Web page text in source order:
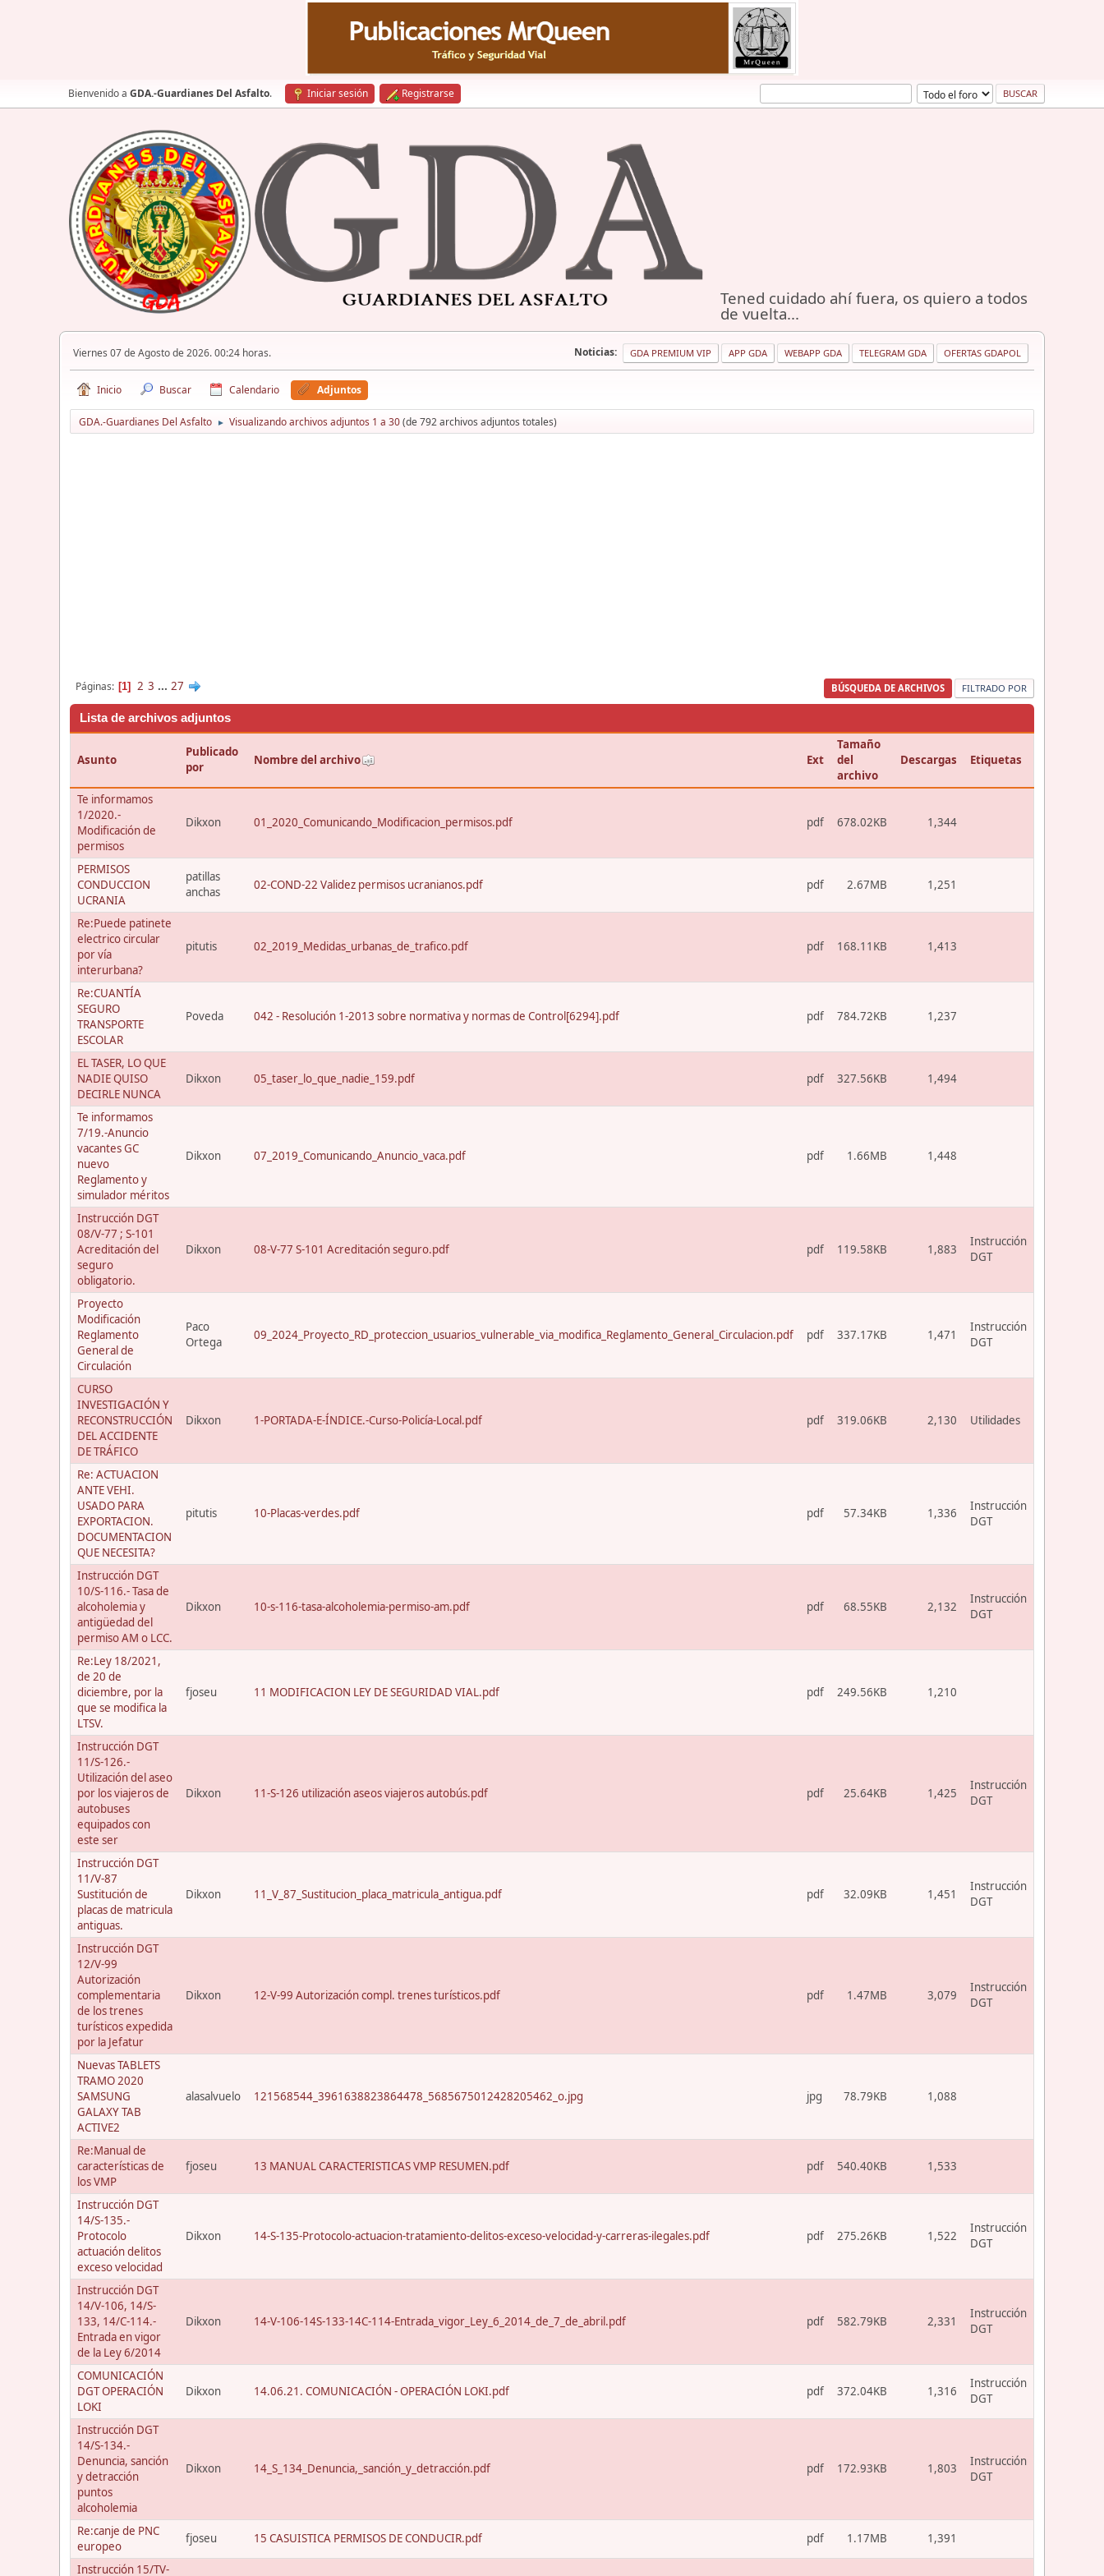
Bienvenido a GDA.-Guardianes Del Asfalto. Iniciar sesión Registrarse
Tened cuidado ahí fuera, os quiero a todos
de vuelta...
Viernes 07 de Agosto de 2026. 00:24 horas. Noticias: GDA PREMIUM VIP APP GDA WEBAPP GDA TELEGRAM GDA OFERTAS GDAPOL
Inicio Buscar Calendario Adjuntos
GDA.-Guardianes Del Asfalto ► Visualizando archivos adjuntos 1 a 30(de 792 archivos adjuntos totales)
BÚSQUEDA DE ARCHIVOS FILTRADO POR
Páginas 1 2 3 ... 27
Lista de archivos adjuntos
Asunto
Publicado
por
Nombre del archivo Ext
Tamaño
del
archivo
Descargas Etiquetas
Te informamos
1/2020.-
Modificación de
permisos
Dikxon 01_2020_Comunicando_Modificacion_permisos.pdf pdf 678.02KB 1,344
PERMISOS
CONDUCCION
UCRANIA
patillas
anchas
02-COND-22 Validez permisos ucranianos.pdf pdf 2.67MB 1,251
Re:Puede patinete
electrico circular
por vía
interurbana?
pitutis 02_2019_Medidas_urbanas_de_trafico.pdf pdf 168.11KB 1,413
Re:CUANTÍA
SEGURO
TRANSPORTE
ESCOLAR
Poveda 042 - Resolución 1-2013 sobre normativa y normas de Control[6294].pdf pdf 784.72KB 1,237
EL TASER, LO QUE
NADIE QUISO
DECIRLE NUNCA
Dikxon 05_taser_lo_que_nadie_159.pdf pdf 327.56KB 1,494
Te informamos
7/19.-Anuncio
vacantes GC
nuevo
Reglamento y
simulador méritos
Dikxon 07_2019_Comunicando_Anuncio_vaca.pdf pdf 1.66MB 1,448
Instrucción DGT
08/V-77 ; S-101
Acreditación del
seguro
obligatorio.
Dikxon 08-V-77 S-101 Acreditación seguro.pdf pdf 119.58KB 1,883
Instrucción
DGT
Proyecto
Modificación
Reglamento
General de
Circulación
Paco
Ortega
09_2024_Proyecto_RD_proteccion_usuarios_vulnerable_via_modifica_Reglamento_General_Circulacion.pdf pdf 337.17KB 1,471
Instrucción
DGT
CURSO
INVESTIGACIÓN Y
RECONSTRUCCIÓN
DEL ACCIDENTE
DE TRÁFICO
Dikxon 1-PORTADA-E-ÍNDICE.-Curso-Policía-Local.pdf pdf 319.06KB 2,130 Utilidades
Re: ACTUACION
ANTE VEHI.
USADO PARA
EXPORTACION.
DOCUMENTACION
QUE NECESITA?
pitutis 10-Placas-verdes.pdf pdf 57.34KB 1,336
Instrucción
DGT
Instrucción DGT
10/S-116.- Tasa de
alcoholemia y
antigüedad del
permiso AM o LCC.
Dikxon 10-s-116-tasa-alcoholemia-permiso-am.pdf pdf 68.55KB 2,132
Instrucción
DGT
Re:Ley 18/2021,
de 20 de
diciembre, por la
que se modifica la
LTSV.
fjoseu 11 MODIFICACION LEY DE SEGURIDAD VIAL.pdf pdf 249.56KB 1,210
Instrucción DGT
11/S-126.-
Utilización del aseo
por los viajeros de
autobuses
equipados con
este ser
Dikxon 11-S-126 utilización aseos viajeros autobús.pdf pdf 25.64KB 1,425
Instrucción
DGT
Instrucción DGT
11/V-87
Sustitución de
placas de matricula
antiguas.
Dikxon 11_V_87_Sustitucion_placa_matricula_antigua.pdf pdf 32.09KB 1,451
Instrucción
DGT
Instrucción DGT
12/V-99
Autorización
complementaria
de los trenes
turísticos expedida
por la Jefatur
Dikxon 12-V-99 Autorización compl. trenes turísticos.pdf pdf 1.47MB 3,079
Instrucción
DGT
Nuevas TABLETS
TRAMO 2020
SAMSUNG
GALAXY TAB
ACTIVE2
alasalvuelo 121568544_3961638823864478_5685675012428205462_o.jpg jpg 78.79KB 1,088
Re:Manual de
características de
los VMP
fjoseu 13 MANUAL CARACTERISTICAS VMP RESUMEN.pdf pdf 540.40KB 1,533
Instrucción DGT
14/S-135.-
Protocolo
actuación delitos
exceso velocidad
Dikxon 14-S-135-Protocolo-actuacion-tratamiento-delitos-exceso-velocidad-y-carreras-ilegales.pdf pdf 275.26KB 1,522
Instrucción
DGT
Instrucción DGT
14/V-106, 14/S-
133, 14/C-114.-
Entrada en vigor
de la Ley 6/2014
Dikxon 14-V-106-14S-133-14C-114-Entrada_vigor_Ley_6_2014_de_7_de_abril.pdf pdf 582.79KB 2,331
Instrucción
DGT
COMUNICACIÓN
DGT OPERACIÓN
LOKI
Dikxon 14.06.21. COMUNICACIÓN - OPERACIÓN LOKI.pdf pdf 372.04KB 1,316
Instrucción
DGT
Instrucción DGT
14/S-134.-
Denuncia, sanción
y detracción
puntos
alcoholemia
Dikxon 14_S_134_Denuncia,_sanción_y_detracción.pdf pdf 172.93KB 1,803
Instrucción
DGT
Re:canje de PNC
europeo
fjoseu 15 CASUISTICA PERMISOS DE CONDUCIR.pdf pdf 1.17MB 1,391
Instrucción 15/TV-